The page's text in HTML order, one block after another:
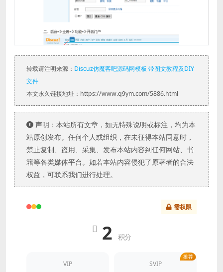
转载请注明来源： Discuz仿魔客吧源码网模板 带图文教程及DIY
文件
本文永久链接地址：https://www.q9ym.com/5886.html
声明：本站所有文章，如无特殊说明或标注，均为本
站原创发布。任何个人或组织，在未征得本站同意时，
禁止复制、盗用、采集、发布本站内容到任何网站、书
籍等各类媒体平台。如若本站内容侵犯了原著者的合法
权益，可联系我们进行处理。
需权限
2 积分
VIP
推荐
SVIP